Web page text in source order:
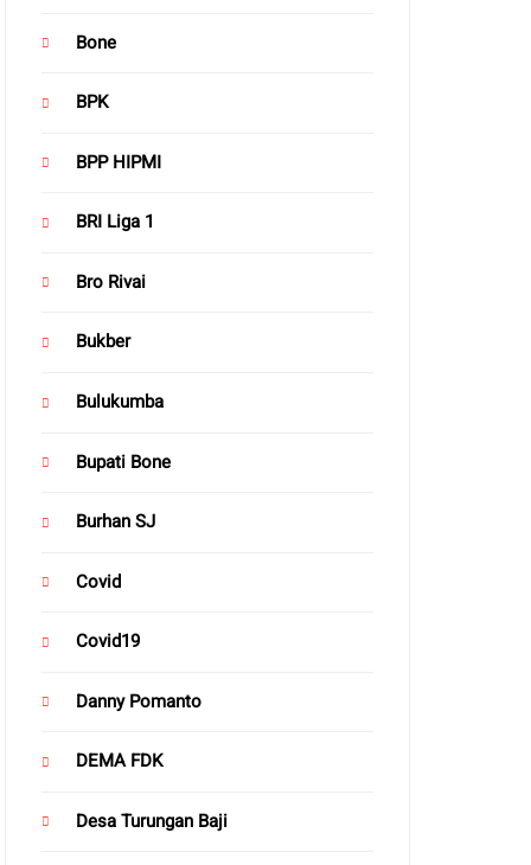
Bone
BPK
BPP HIPMI
BRI Liga 1
Bro Rivai
Bukber
Bulukumba
Bupati Bone
Burhan SJ
Covid
Covid19
Danny Pomanto
DEMA FDK
Desa Turungan Baji